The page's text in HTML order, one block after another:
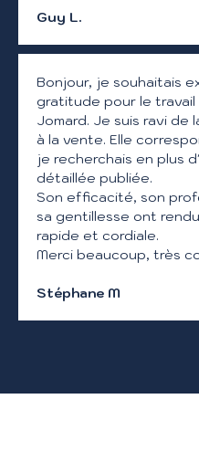
Guy L.
Bonjour, je souhaitais
gratitude pour le travail
Jomard. Je suis ravi de
à la vente. Elle
je recherchais en plus
détaillée publiée.
Son efficacité, son
sa gentillesse ont
rapide et cordiale.
Merci beaucoup, très
Stéphane M